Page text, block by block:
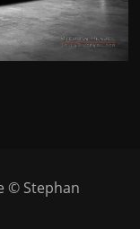
© Stephan